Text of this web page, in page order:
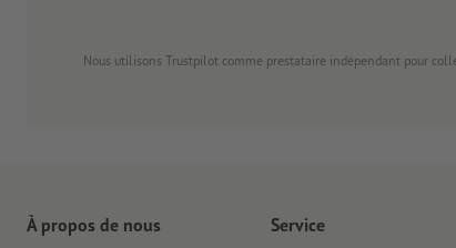
Nous utilisons Trustpilot comme prestataire indépendant pour
À propos de nous Service